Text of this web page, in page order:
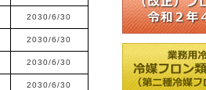
2030/6/30
2030/6/30
2030/6/30
2030/6/30